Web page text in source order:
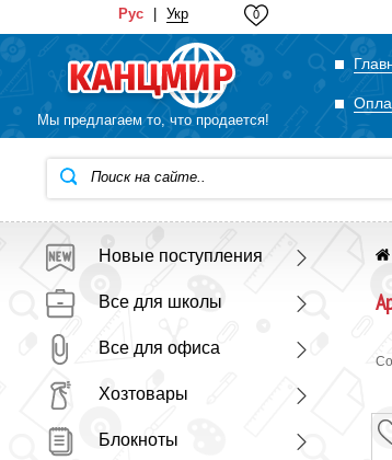
Рус Укр 0
Мы предлагаем то, что продается!
Новые поступления
Все для школы
Все для офиса
Хозтовары
Блокноты